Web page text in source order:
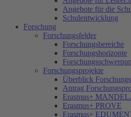
Angebote für die
Schulentwicklung
Forschung
Forschungsfelder
Forschungsbereiche
Forschungshorizonte
Forschungsprojekte
Überblick
Antrag
Erasmus+
Erasmus+ PROVE
Erasmus+